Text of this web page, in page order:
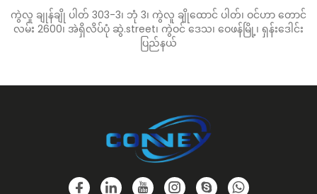
ကွဲလူ ချုန်ချို ပါတ် 303-3၊ ဘုံ 3၊ ကွဲလူ ချိုထောင် ပါတ်၊ ဝင်ဟာ တောင်
လမ်း 2600၊ အဲရှိလိပ်ပုံ ဆွဲ.street၊ ကွဲဝင် ဒေသ၊ ဝေဖန်မြို့၊ ရှန်းဒေါင်း
ပြည်နယ်